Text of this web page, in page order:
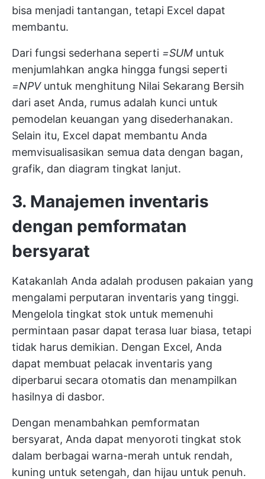
bisa menjadi tantangan, tetapi Excel dapat
membantu.
Dari fungsi sederhana seperti =SUM untuk
menjumlahkan angka hingga fungsi seperti
=NPVuntuk menghitung Nilai Sekarang Bersih
dari aset Anda, rumus adalah kunci untuk
pemodelan keuangan yang disederhanakan.
Selain itu, Excel dapat membantu Anda
memvisualisasikan semua data dengan bagan,
grafik, dan diagram tingkat lanjut.
3. Manajemen inventaris
dengan pemformatan
bersyarat
Katakanlah Anda adalah produsen pakaian yang
mengalami perputaran inventaris yang tinggi.
Mengelola tingkat stok untuk memenuhi
permintaan pasar dapat terasa luar biasa, tetapi
tidak harus demikian. Dengan Excel, Anda
dapat membuat pelacak inventaris yang
diperbarui secara otomatis dan menampilkan
hasilnya di dasbor.
Dengan menambahkan pemformatan
bersyarat, Anda dapat menyoroti tingkat stok
dalam berbagai warna-merah untuk rendah,
kuning untuk setengah, dan hijau untuk penuh.